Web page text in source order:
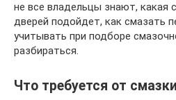
не все владельцы знают, какая
дверей подойдет, как смазать
учитывать при подборе
разбираться.
Что требуется от